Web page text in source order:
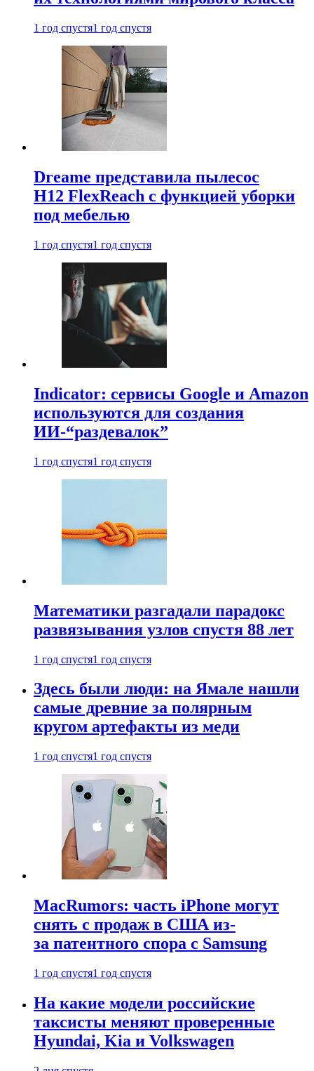
1 год спустя1 год спустя
Dreame представила пылесос
H12 FlexReach с функцией уборки
под мебелью
1 год спустя1 год спустя
Indicator: сервисы Google и Amazon
используются для создания
ИИ-“раздевалок”
1 год спустя1 год спустя
Математики разгадали парадокс
развязывания узлов спустя 88 лет
1 год спустя1 год спустя
Здесь были люди: на Ямале нашли
самые древние за полярным
кругом артефакты из меди
1 год спустя1 год спустя
MacRumors: часть iPhone могут
снять с продаж в США из-
за патентного спора с Samsung
1 год спустя1 год спустя
На какие модели российские
таксисты меняют проверенные
Hyundai, Kia и Volkswagen